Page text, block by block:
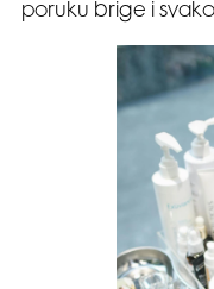
poruku brige i